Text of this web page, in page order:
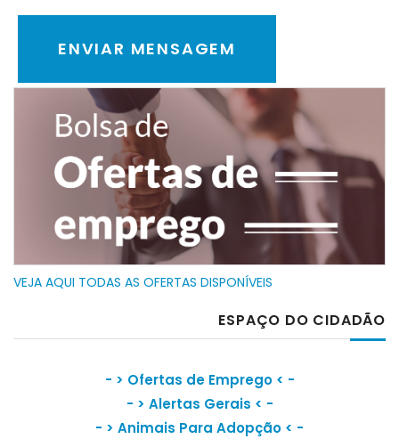
VEJA AQUI TODAS AS OFERTAS DISPONÍVEIS
ESPAÇO DO CIDADÃO
- > Ofertas de Emprego< -
- > Alertas Gerais < -
- > Animais Para Adopção < -